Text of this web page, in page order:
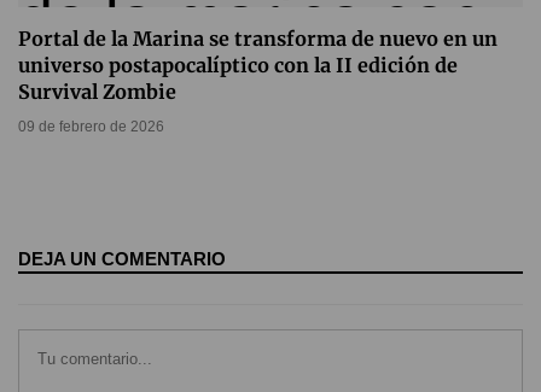
Portal de la Marina se transforma de nuevo en un
universo postapocalíptico con la II edición de
Survival Zombie
09 de febrero de 2026
DEJA UN COMENTARIO